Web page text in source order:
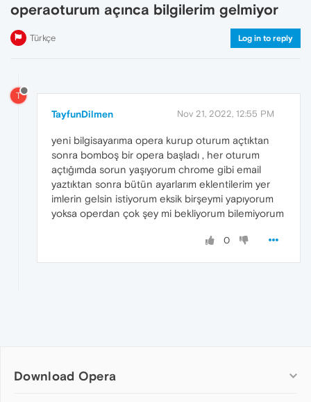
operaoturum açınca bilgilerim gelmiyor
Türkçe Log in to reply
T
TayfunDilmen Nov 21, 2022, 12:55 PM
yeni bilgisayarıma opera kurup oturum açtıktan
sonra bomboş bir opera başladı , her oturum
açtığımda sorun yaşıyorum chrome gibi email
yaztıktan sonra bütün ayarlarım eklentilerim yer
imlerin gelsin istiyorum eksik birşeymi yapıyorum
yoksa operdan çok şey mi bekliyorum bilemiyorum
0
Download Opera